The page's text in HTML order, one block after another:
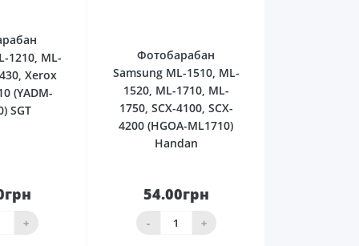
1210, ML-
Xerox
(YADM-
SGT
+
Фотобарабан
Samsung ML-1510, ML-
1520, ML-1710, ML-
1750, SCX-4100, SCX-
4200 (HGOA-ML1710)
Handan
54.00грн
- +
кошика